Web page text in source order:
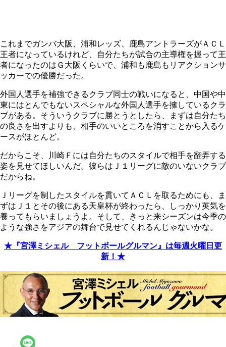
これまでガンバ大阪、浦和レッズ、鹿島アントラーズがＡＣＬ
王者になっているけれど、自分たちが試合の主導権を握って王
者になったのはＧ大阪くらいで、浦和も鹿島もリアクションサ
ッカーでの優勝だった。
外国人選手を補強できるクラブ同士の戦いになると、中国や中
東にはとんでもないスペシャルな外国人選手を擁しているクラ
ブがある。そういうクラブに勝とうとしたら、まずは自分たち
の良さを出すよりも、相手のいいところを消すことから入るケ
ースがほとんど。
だからこそ、川崎Ｆには自分たちのスタイルで相手を翻弄する
姿を見せてほしいんだ。彼らはＪ１リーグに敵のいないクラブ
だからね。
Ｊリーグを制したスタイルを貫いてＡＣＬを取るためにも、ま
ずはＪ１とその後にある天皇杯が終わったら、しっかり英気を
養ってもらいましょうよ。そして、きっと来シーズンは今季の
ような強さをアジアの舞台で見せてくれるんじゃないかな。
★『宮澤ミシェル フットボールグルマン』は毎週火曜日更
新！★